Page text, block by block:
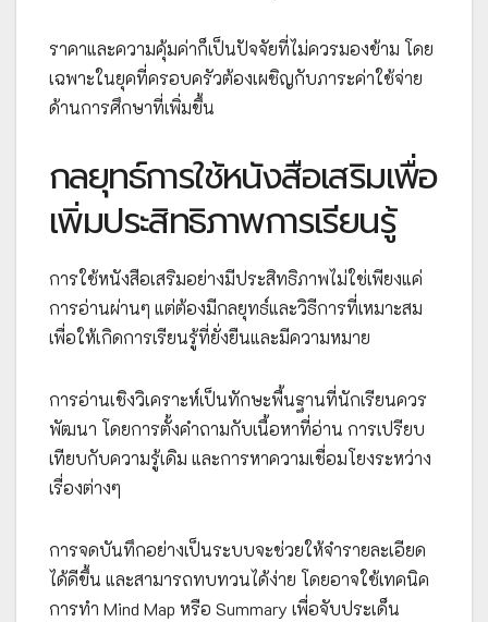
ราคาและความคุ้มค่าก็เป็นปัจจัยที่ไม่ควรมองข้าม โดย
เฉพาะในยุคที่ครอบครัวต้องเผชิญกับภาระค่าใช้จ่าย
ด้านการศึกษาที่เพิ่มขึ้น
กลยุทธ์การใช้หนังสือเสริมเพื่อ
เพิ่มประสิทธิภาพการเรียนรู้
การใช้หนังสือเสริมอย่างมีประสิทธิภาพไม่ใช่เพียงแค่
การอ่านผ่านๆ แต่ต้องมีกลยุทธ์และวิธีการที่เหมาะสม
เพื่อให้เกิดการเรียนรู้ที่ยั่งยืนและมีความหมาย
การอ่านเชิงวิเคราะห์เป็นทักษะพื้นฐานที่นักเรียนควร
พัฒนา โดยการตั้งคำถามกับเนื้อหาที่อ่าน การเปรียบ
เทียบกับความรู้เดิม และการหาความเชื่อมโยงระหว่าง
เรื่องต่างๆ
การจดบันทึกอย่างเป็นระบบจะช่วยให้จำรายละเอียด
ได้ดีขึ้น และสามารถทบทวนได้ง่าย โดยอาจใช้เทคนิค
การทำ Mind Map หรือ Summary เพื่อจับประเด็น